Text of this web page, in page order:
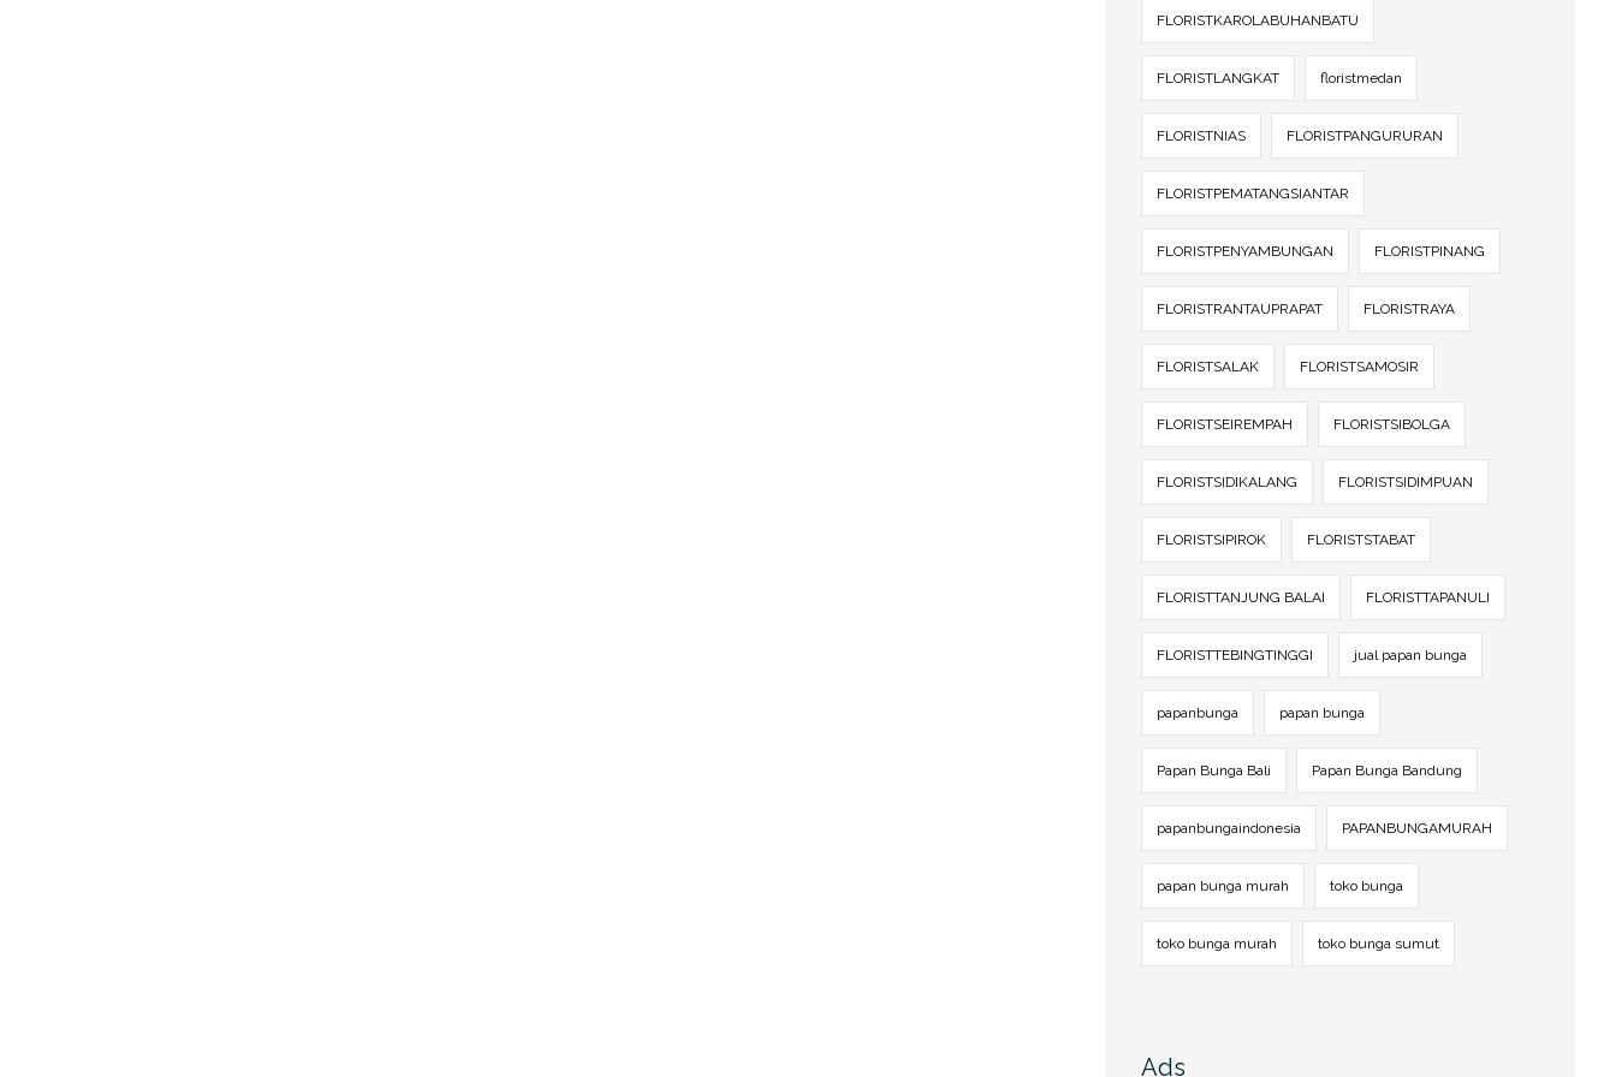
FLORISTKAROLABUHANBATU
FLORISTLANGKAT floristmedan
FLORISTNIAS FLORISTPANGURURAN
FLORISTPEMATANGSIANTAR
FLORISTPENYAMBUNGAN FLORISTPINANG
FLORISTRANTAUPRAPAT FLORISTRAYA
FLORISTSALAK FLORISTSAMOSIR
FLORISTSEIREMPAH FLORISTSIBOLGA
FLORISTSIDIKALANG FLORISTSIDIMPUAN
FLORISTSIPIROK FLORISTSTABAT
FLORISTTANJUNG BALAI FLORISTTAPANULI
FLORISTTEBINGTINGGI jual papan bunga
papanbunga papan bunga
Papan Bunga Bali Papan Bunga Bandung
papanbungaindonesia PAPANBUNGAMURAH
papan bunga murah toko bunga
toko bunga murah toko bunga sumut
Ads